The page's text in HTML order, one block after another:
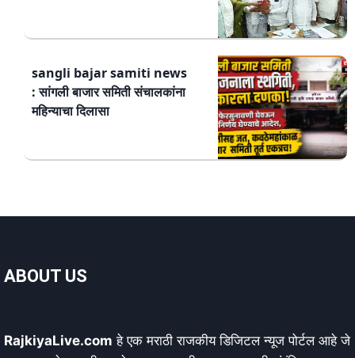
sangli bajar samiti news
: सांगली बाजार समिती संचालकांना
महिन्याचा दिलासा
ABOUT US
RajkiyaLive.com हे एक मराठी राजकीय डिजिटल न्यूज पोर्टल आहे जे